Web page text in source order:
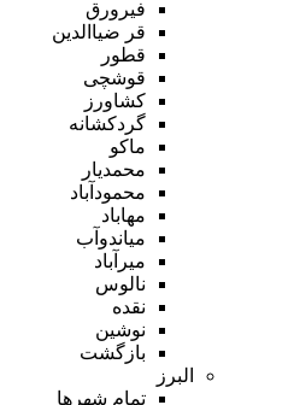
فیرورق
قر ضیاالدین
قطور
قوشچی
کشاورز
گردکشانه
ماکو
محمدیار
محمودآباد
مهاباد
میاندوآب
میرآباد
نالوس
نقده
نوشین
بازگشت
البرز
تمام شهر‌ها